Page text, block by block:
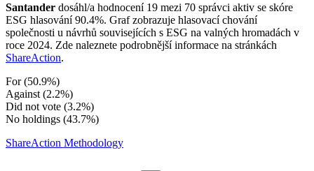
Santander dosáhl/a hodnocení 19 mezi 70 správci aktiv se skóre
ESG hlasování 90.4%. Graf zobrazuje hlasovací chování
společnosti u návrhů souvisejících s ESG na valných hromadách v
roce 2024. Zde naleznete podrobnější informace na stránkách
ShareAction.
For (50.9%)
Against (2.2%)
Did not vote (3.2%)
No holdings (43.7%)
ShareAction Methodology